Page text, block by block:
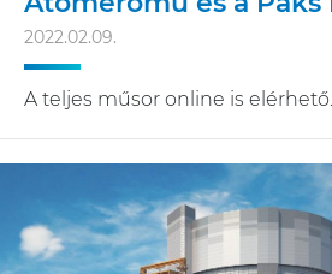
2022.02.09.
A teljes műsor online is elérhető.